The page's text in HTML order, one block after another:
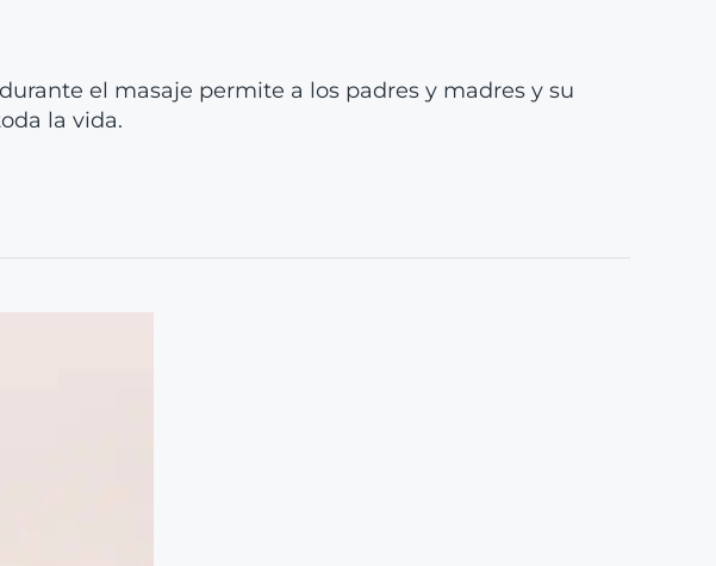
el masaje permite a los padres y madres y su
la vida.